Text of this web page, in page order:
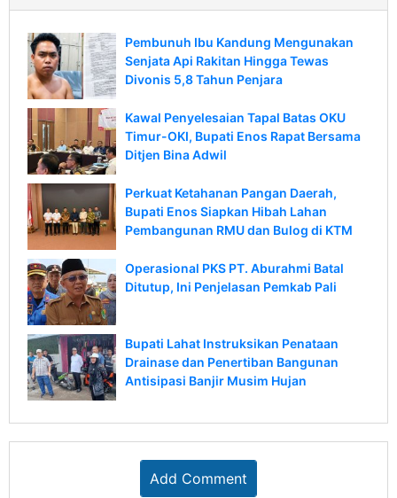
Pembunuh Ibu Kandung Mengunakan
Senjata Api Rakitan Hingga Tewas
Divonis 5,8 Tahun Penjara
Kawal Penyelesaian Tapal Batas OKU
Timur-OKI, Bupati Enos Rapat Bersama
Ditjen Bina Adwil
Perkuat Ketahanan Pangan Daerah,
Bupati Enos Siapkan Hibah Lahan
Pembangunan RMU dan Bulog di KTM
Operasional PKS PT. Aburahmi Batal
Ditutup, Ini Penjelasan Pemkab Pali
Bupati Lahat Instruksikan Penataan
Drainase dan Penertiban Bangunan
Antisipasi Banjir Musim Hujan
Add Comment